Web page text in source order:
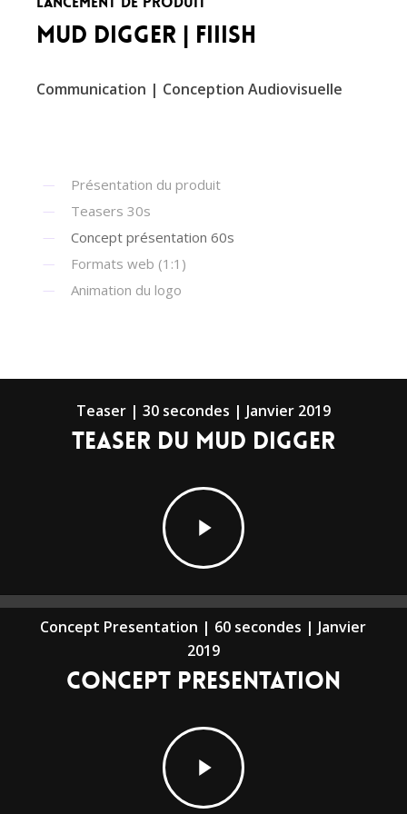
Mud Digger | Fiiish
Communication | Conception Audiovisuelle
Présentation du produit
Teasers 30s
Concept présentation 60s
Formats web (1:1)
Animation du logo
Teaser | 30 secondes | Janvier 2019
Teaser du Mud Digger
Play
Video
Concept Presentation | 60 secondes | Janvier
2019
Concept Presentation
Play
Video